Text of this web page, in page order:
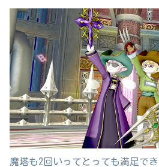
魔塔も2回いってとっても満足で